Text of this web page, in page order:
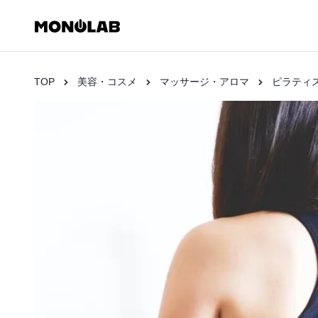
TOP 美容・コスメ マッサージ・アロマ ピラティ